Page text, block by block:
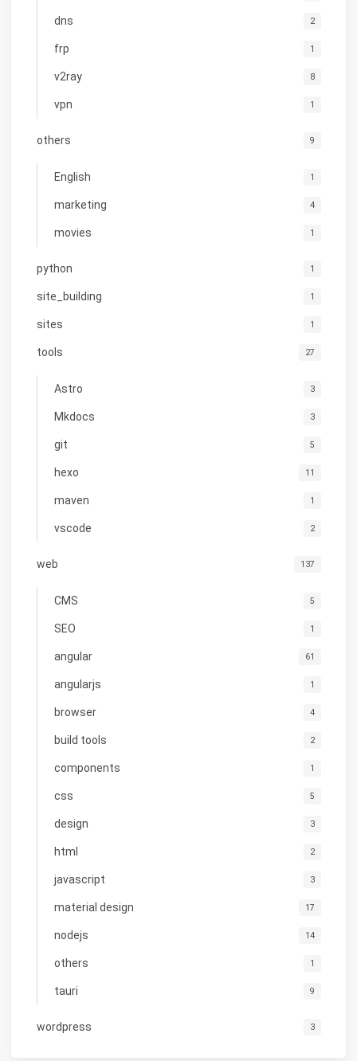
dns 2
frp 1
v2ray 8
vpn 1
others 9
English 1
marketing 4
movies 1
python 1
site_building 1
sites 1
tools 27
Astro 3
Mkdocs 3
git 5
hexo 11
maven 1
vscode 2
web 137
CMS 5
SEO 1
angular 61
angularjs 1
browser 4
build tools 2
components 1
css 5
design 3
html 2
javascript 3
material design 17
nodejs 14
others 1
tauri 9
wordpress 3